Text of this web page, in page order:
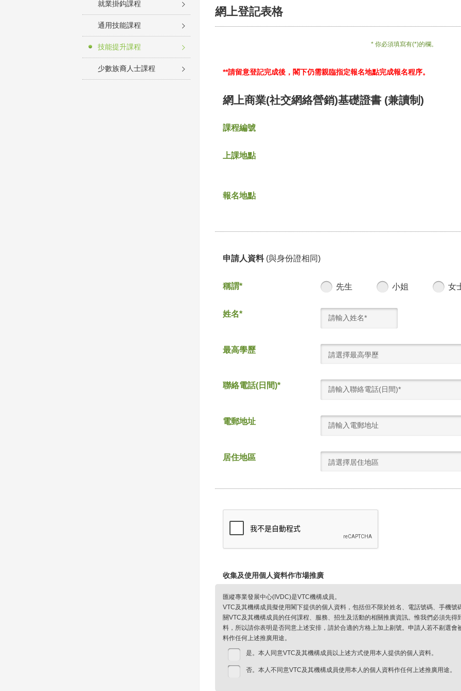
就業掛鈎課程
通用技能課程
技能提升課程
少數族裔人士課程
網上登記表格
* 你必須填寫有(*)的欄。
**請留意登記完成後，閣下仍需親臨指定報名地點完成報名程序。
網上商業(社交網絡營銷)基礎證書 (兼讀制)
課程編號
上課地點
報名地點
申請人資料 (與身份證相同)
稱謂* 先生 小姐 女
姓名*
最高學歷
請選擇最高學歷
聯絡電話(日間)*
電郵地址
居住地區
請選擇居住地區
收集及使用個人資料作市場推廣
匯縱專業發展中心(IVDC)是VTC機構成員。
VTC及其機構成員擬使用閣下提供的個人資料，包括但不限於姓名、電話號碼、手機
關VTC及其機構成員的任何課程、服務、招生及活動的相關推廣資訊。惟我們必須先
料，所以請你表明是否同意上述安排，請於合適的方格上加上剔號。申請人若不剔選
料作任何上述推廣用途。
是。本人同意VTC及其機構成員以上述方式使用本人提供的個人資料。
否。本人不同意VTC及其機構成員使用本人的個人資料作任何上述推廣用途。